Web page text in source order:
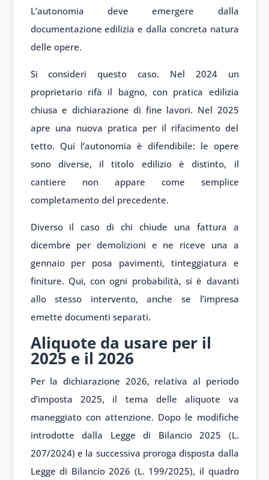
L’autonomia deve emergere dalla
documentazione edilizia e dalla concreta natura
delle opere.
Si consideri questo caso. Nel 2024 un
proprietario rifà il bagno, con pratica edilizia
chiusa e dichiarazione di fine lavori. Nel 2025
apre una nuova pratica per il rifacimento del
tetto. Qui l’autonomia è difendibile: le opere
sono diverse, il titolo edilizio è distinto, il
cantiere non appare come semplice
completamento del precedente.
Diverso il caso di chi chiude una fattura a
dicembre per demolizioni e ne riceve una a
gennaio per posa pavimenti, tinteggiatura e
finiture. Qui, con ogni probabilità, si è davanti
allo stesso intervento, anche se l’impresa
emette documenti separati.
Aliquote da usare per il
2025 e il 2026
Per la dichiarazione 2026, relativa al periodo
d’imposta 2025, il tema delle aliquote va
maneggiato con attenzione. Dopo le modifiche
introdotte dalla Legge di Bilancio 2025 (L.
207/2024) e la successiva proroga disposta dalla
Legge di Bilancio 2026 (L. 199/2025), il quadro